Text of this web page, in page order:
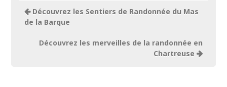
Navigation
de
Découvrez les Sentiers de Randonnée du Mas
de la Barque
Découvrez les merveilles de la randonnée en
Chartreuse